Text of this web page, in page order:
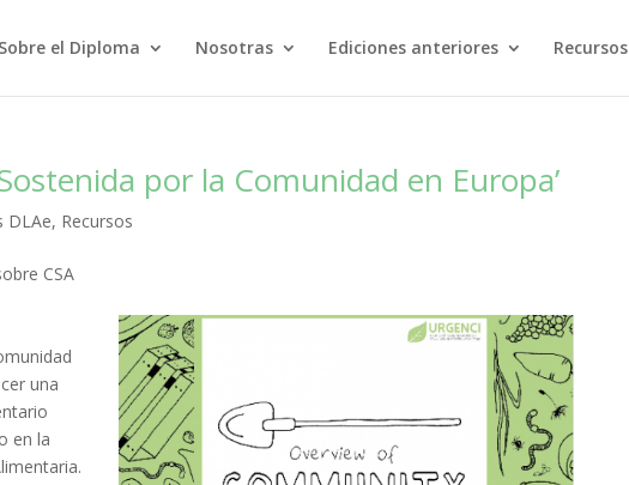
Sobre el Diploma Nosotras Ediciones anteriores Recursos
por la Comunidad en Europa’
DLAe, Recursos
CSA
una
en la